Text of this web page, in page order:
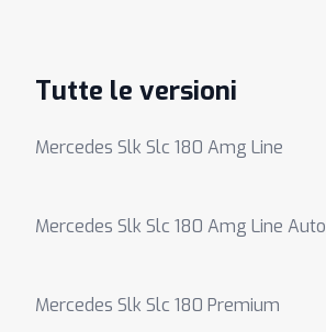
Tutte le versioni
Mercedes Slk Slc 180 Amg Line
Mercedes Slk Slc 180 Amg Line Auto
Mercedes Slk Slc 180 Premium